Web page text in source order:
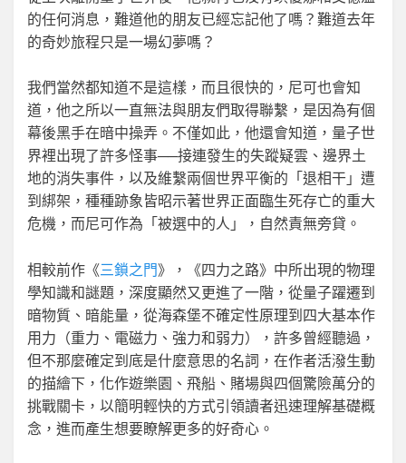
的任何消息，難道他的朋友已經忘記他了嗎？難道去年
的奇妙旅程只是一場幻夢嗎？
我們當然都知道不是這樣，而且很快的，尼可也會知
道，他之所以一直無法與朋友們取得聯繫，是因為有個
幕後黑手在暗中操弄。不僅如此，他還會知道，量子世
界裡出現了許多怪事──接連發生的失蹤疑雲、邊界土
地的消失事件，以及維繫兩個世界平衡的「退相干」遭
到綁架，種種跡象皆昭示著世界正面臨生死存亡的重大
危機，而尼可作為「被選中的人」，自然責無旁貸。
相較前作《三鎖之門》，《四力之路》中所出現的物理
學知識和謎題，深度顯然又更進了一階，從量子躍遷到
暗物質、暗能量，從海森堡不確定性原理到四大基本作
用力（重力、電磁力、強力和弱力），許多曾經聽過，
但不那麼確定到底是什麼意思的名詞，在作者活潑生動
的描繪下，化作遊樂園、飛船、賭場與四個驚險萬分的
挑戰關卡，以簡明輕快的方式引領讀者迅速理解基礎概
念，進而產生想要瞭解更多的好奇心。